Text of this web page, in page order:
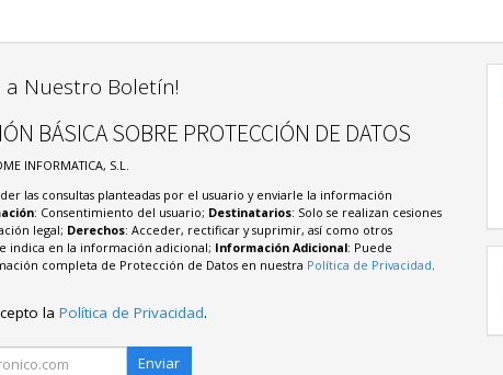
a Nuestro Boletín!
BÁSICA SOBRE PROTECCIÓN DE DATOS
INFORMATICA, S.L.
las consultas planteadas por el usuario y enviarle la información
: Consentimiento del usuario; Destinatarios: Solo se realizan cesiones
legal; Derechos: Acceder, rectificar y suprimir, así como otros
indica en la información adicional; Información Adicional: Puede
completa de Protección de Datos en nuestra Política de Privacidad
la Política de Privacidad.
Enviar